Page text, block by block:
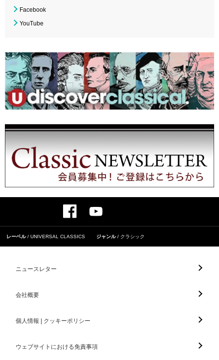
Facebook
YouTube
レーベル UNIVERSAL CLASSICS ジャンル クラシック
ニュースレター
会社概要
個人情報 | クッキーポリシー
ウェブサイトにおける免責事項